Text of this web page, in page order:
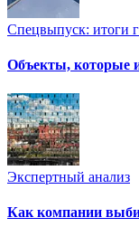
Спецвыпуск: итоги
Объекты, которые
Экспертный анализ
Как компании